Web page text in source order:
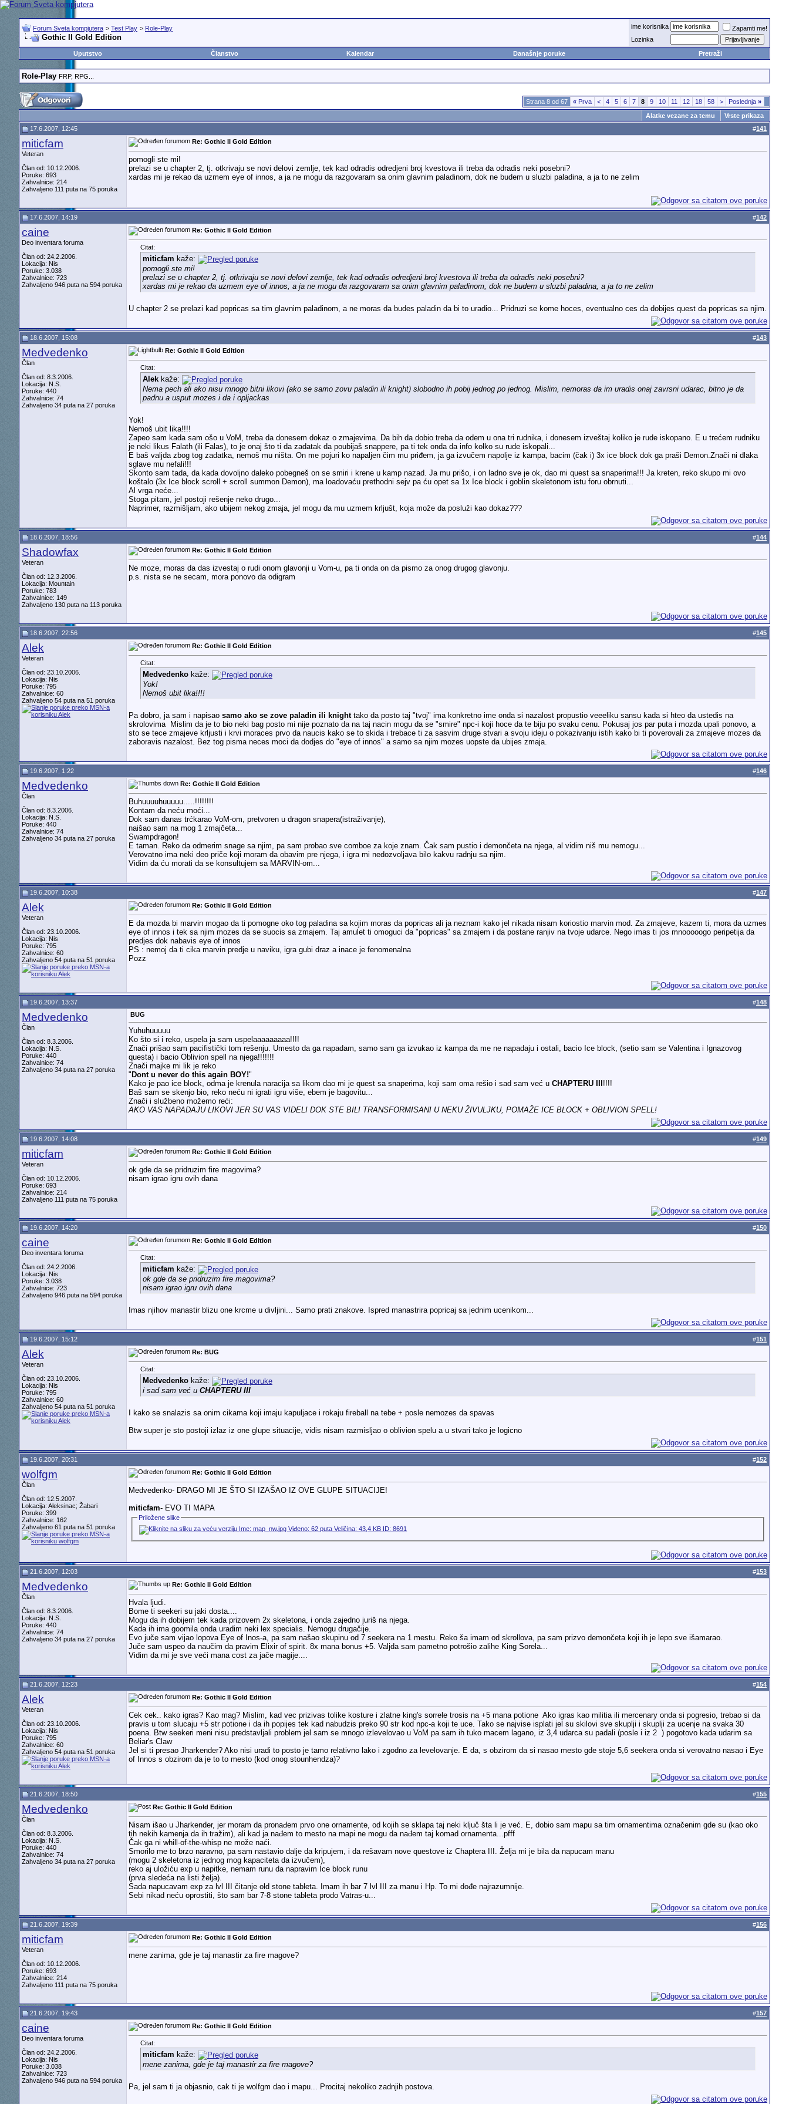
Forum Sveta kompjutera > Test Play > Role-Play
Gothic II Gold Edition
ime korisnika
Zapamti me!
Lozinka
Uputstvo
Članstvo Kalendar Današnje poruke Pretraži
Role-Play FRP, RPG...
Strana 8 od 67 «Prva < 4 5 6 7 8 9 10 11 12 18 58 > Poslednja »
Alatke vezane za temu
Vrste prikaza
17.6.2007, 12:45
#141
miticfam
Veteran
Član od: 10.12.2006.
Poruke: 693
Zahvalnice: 214
Zahvaljeno 111 puta na 75 poruka
Re: Gothic II Gold Edition
pomogli ste mi!
prelazi se u chapter 2, tj. otkrivaju se novi delovi zemlje, tek kad odradis odredjeni broj kvestova ili treba da odradis neki posebni?
xardas mi je rekao da uzmem eye of innos, a ja ne mogu da razgovaram sa onim glavnim paladinom, dok ne budem u sluzbi paladina, a ja to ne zelim
17.6.2007, 14:19 #142
caine
Deo inventara foruma
Član od: 24.2.2006.
Lokacija: Nis
Poruke: 3.038
Zahvalnice: 723
Zahvaljeno 946 puta na 594 poruka
Re: Gothic II Gold Edition
Citat:
miticfam kaže:
pomogli ste mi!
prelazi se u chapter 2, tj. otkrivaju se novi delovi zemlje, tek kad odradis odredjeni broj kvestova ili treba da odradis neki posebni?
xardas mi je rekao da uzmem eye of innos, a ja ne mogu da razgovaram sa onim glavnim paladinom, dok ne budem u sluzbi paladina, a ja to ne zelim
U chapter 2 se prelazi kad popricas sa tim glavnim paladinom, a ne moras da budes paladin da bi to uradio... Pridruzi se kome hoces, eventualno ces da dobijes quest da popricas sa njim.
18.6.2007, 15:08 #143
Medvedenko
Član
Član od: 8.3.2006.
Lokacija: N.S.
Poruke: 440
Zahvalnice: 74
Zahvaljeno 34 puta na 27 poruka
Re: Gothic II Gold Edition
Citat:
Alekkaže:
Nema pech ali ako nisu mnogo bitni likovi (ako se samo zovu paladin ili knight) slobodno ih pobij jednog po jednog. Mislim, nemoras da im uradis onaj zavrsni udarac, bitno je da
padnu a usput mozes i da i opljackas
Yok!
Nemoš ubit lika!!!!
Zapeo sam kada sam ošo u VoM, treba da donesem dokaz o zmajevima. Da bih da dobio treba da odem u ona tri rudnika, i donesem izveštaj koliko je rude iskopano. E u trećem rudniku
je neki likus Falath (ili Falas), to je onaj što ti da zadatak da poubijaš snappere, pa ti tek onda da info kolko su rude iskopali...
E baš valjda zbog tog zadatka, nemoš mu ništa. On me pojuri ko napaljen čim mu priđem, ja ga izvučem napolje iz kampa, bacim (čak i) 3x ice block dok ga praši Demon.Znači ni dlaka
sglave mu nefali!!!
Skonto sam tada, da kada dovoljno daleko pobegneš on se smiri i krene u kamp nazad. Ja mu prišo, i on ladno sve je ok, dao mi quest sa snaperima!!! Ja kreten, reko skupo mi ovo
koštalo (3x Ice block scroll + scroll summon Demon), ma loadovaću prethodni sejv pa ću opet sa 1x Ice block i goblin skeletonom istu foru obrnuti...
Al vrga neće...
Stoga pitam, jel postoji rešenje neko drugo...
Naprimer, razmišljam, ako ubijem nekog zmaja, jel mogu da mu uzmem krljušt, koja može da posluži kao dokaz???
18.6.2007, 18:56 #144
Shadowfax
Veteran
Član od: 12.3.2006.
Lokacija: Mountain
Poruke: 783
Zahvalnice: 149
Zahvaljeno 130 puta na 113 poruka
Re: Gothic II Gold Edition
Ne moze, moras da das izvestaj o rudi onom glavonji u Vom-u, pa ti onda on da pismo za onog drugog glavonju.
p.s. nista se ne secam, mora ponovo da odigram
18.6.2007, 22:56 #145
Alek
Veteran
Član od: 23.10.2006.
Lokacija: Nis
Poruke: 795
Zahvalnice: 60
Zahvaljeno 54 puta na 51 poruka
Re: Gothic II Gold Edition
Citat:
Medvedenkokaže:
Yok!
Nemoš ubit lika!!!!
Pa dobro, ja sam i napisao samo ako se zove paladin ili knighttako da posto taj "tvoj" ima konkretno ime onda si nazalost propustio veeeliku sansu kada si hteo da ustedis na
skrolovima Mislim da je to bio neki bag posto mi nije poznato da na taj nacin mogu da se "smire" npc-i koji hoce da te biju po svaku cenu. Pokusaj jos par puta i mozda upali ponovo, a
sto se tece zmajeve krljusti i krvi moraces prvo da naucis kako se to skida i trebace ti za sasvim druge stvari a svoju ideju o pokazivanju istih kako bi ti poverovali za zmajeve mozes da
zaboravis nazalost. Bez tog pisma neces moci da dodjes do "eye of innos" a samo sa njim mozes uopste da ubijes zmaja.
19.6.2007, 1:22 #146
Medvedenko
Član
Član od: 8.3.2006.
Lokacija: N.S.
Poruke: 440
Zahvalnice: 74
Zahvaljeno 34 puta na 27 poruka
Re: Gothic II Gold Edition
Buhuuuuhuuuuu.....!!!!!!!!
Kontam da neću moći...
Dok sam danas trćkarao VoM-om, pretvoren u dragon snapera(istraživanje),
naišao sam na mog 1 zmajčeta...
Swampdragon!
E taman. Reko da odmerim snage sa njim, pa sam probao sve comboe za koje znam. Čak sam pustio i demončeta na njega, al vidim niš mu nemogu...
Verovatno ima neki deo priče koji moram da obavim pre njega, i igra mi nedozvoljava bilo kakvu radnju sa njim.
Vidim da ću morati da se konsultujem sa MARVIN-om...
19.6.2007, 10:38 #147
Alek
Veteran
Član od: 23.10.2006.
Lokacija: Nis
Poruke: 795
Zahvalnice: 60
Zahvaljeno 54 puta na 51 poruka
Re: Gothic II Gold Edition
E da mozda bi marvin mogao da ti pomogne oko tog paladina sa kojim moras da popricas ali ja neznam kako jel nikada nisam koriostio marvin mod. Za zmajeve, kazem ti, mora da uzmes
eye of innos i tek sa njim mozes da se suocis sa zmajem. Taj amulet ti omoguci da "popricas" sa zmajem i da postane ranjiv na tvoje udarce. Nego imas ti jos mnooooogo peripetija da
predjes dok nabavis eye of innos
PS : nemoj da ti cika marvin predje u naviku, igra gubi draz a inace je fenomenalna
Pozz
19.6.2007, 13:37 #148
Medvedenko
Član
Član od: 8.3.2006.
Lokacija: N.S.
Poruke: 440
Zahvalnice: 74
Zahvaljeno 34 puta na 27 poruka
BUG
Yuhuhuuuuu
Ko što si i reko, uspela ja sam uspelaaaaaaaaa!!!!
Znači prišao sam pacifistički tom rešenju. Umesto da ga napadam, samo sam ga izvukao iz kampa da me ne napadaju i ostali, bacio Ice block, (setio sam se Valentina i Ignazovog
questa) i bacio Oblivion spell na njega!!!!!!!
Znači majke mi lik je reko
" Dont u never do this again BOY!"
Kako je pao ice block, odma je krenula naracija sa likom dao mi je quest sa snaperima, koji sam oma rešio i sad sam već u CHAPTERU III !!!!
Baš sam se skenjo bio, reko neću ni igrati igru više, ebem je bagovitu...
Znači i službeno možemo reći:
AKO VAS NAPADAJU LIKOVI JER SU VAS VIDELI DOK STE BILI TRANSFORMISANI U NEKU ŽIVULJKU, POMAŽE ICE BLOCK + OBLIVION SPELL!
19.6.2007, 14:08 #149
miticfam
Veteran
Član od: 10.12.2006.
Poruke: 693
Zahvalnice: 214
Zahvaljeno 111 puta na 75 poruka
Re: Gothic II Gold Edition
ok gde da se pridruzim fire magovima?
nisam igrao igru ovih dana
19.6.2007, 14:20 #150
caine
Deo inventara foruma
Član od: 24.2.2006.
Lokacija: Nis
Poruke: 3.038
Zahvalnice: 723
Zahvaljeno 946 puta na 594 poruka
Re: Gothic II Gold Edition
Citat:
miticfam kaže:
ok gde da se pridruzim fire magovima?
nisam igrao igru ovih dana
Imas njihov manastir blizu one krcme u divljini... Samo prati znakove. Ispred manastrira popricaj sa jednim ucenikom...
19.6.2007, 15:12 #151
Alek
Veteran
Član od: 23.10.2006.
Lokacija: Nis
Poruke: 795
Zahvalnice: 60
Zahvaljeno 54 puta na 51 poruka
Re: BUG
Citat:
Medvedenkokaže:
i sad sam već u CHAPTERU III
I kako se snalazis sa onim cikama koji imaju kapuljace i rokaju fireball na tebe + posle nemozes da spavas
Btw super je sto postoji izlaz iz one glupe situacije, vidis nisam razmisljao o oblivion spelu a u stvari tako je logicno
19.6.2007, 20:31 #152
wolfgm
Član
Član od: 12.5.2007.
Lokacija: Aleksinac; Žabari
Poruke: 399
Zahvalnice: 162
Zahvaljeno 61 puta na 51 poruka
Re: Gothic II Gold Edition
Medvedenko- DRAGO MI JE ŠTO SI IZAŠAO IZ OVE GLUPE SITUACIJE!
miticfam- EVO TI MAPA
Priložene slike
21.6.2007, 12:03 #153
Medvedenko
Član
Član od: 8.3.2006.
Lokacija: N.S.
Poruke: 440
Zahvalnice: 74
Zahvaljeno 34 puta na 27 poruka
Re: Gothic II Gold Edition
Hvala ljudi.
Bome ti seekeri su jaki dosta....
Mogu da ih dobijem tek kada prizovem 2x skeletona, i onda zajedno juriš na njega.
Kada ih ima goomila onda uradim neki lex specialis. Nemogu drugačije.
Evo juče sam vijao lopova Eye of Inos-a, pa sam našao skupinu od 7 seekera na 1 mestu. Reko ša imam od skrollova, pa sam prizvo demončeta koji ih je lepo sve išamarao.
Juče sam uspeo da naučim da pravim Elixir of spirit. 8x mana bonus +5. Valjda sam pametno potrošio zalihe King Sorela...
Vidim da mi je sve veći mana cost za jače magije....
21.6.2007, 12:23 #154
Alek
Veteran
Član od: 23.10.2006.
Lokacija: Nis
Poruke: 795
Zahvalnice: 60
Zahvaljeno 54 puta na 51 poruka
Re: Gothic II Gold Edition
Cek cek.. kako igras? Kao mag? Mislim, kad vec prizivas tolike kosture i zlatne king's sorrele trosis na +5 mana potione Ako igras kao militia ili mercenary onda si pogresio, trebao si da
pravis u tom slucaju +5 str potione i da ih popijes tek kad nabudzis preko 90 str kod npc-a koji te uce. Tako se najvise isplati jel su skilovi sve skuplji i skuplji za ucenje na svaka 30
poena. Btw seekeri meni nisu predstavljali problem jel sam se mnogo izlevelovao u VoM pa sam ih tuko macem lagano, iz 3,4 udarca su padali (posle i iz 2 ) pogotovo kada udarim sa
Beliar's Claw
Jel si ti presao Jharkender? Ako nisi uradi to posto je tamo relativno lako i zgodno za levelovanje. E da, s obzirom da si nasao mesto gde stoje 5,6 seekera onda si verovatno nasao i Eye
of Innos s obzirom da je to to mesto (kod onog stounhendza)?
21.6.2007, 18:50 #155
Medvedenko
Član
Član od: 8.3.2006.
Lokacija: N.S.
Poruke: 440
Zahvalnice: 74
Zahvaljeno 34 puta na 27 poruka
Re: Gothic II Gold Edition
Nisam išao u Jharkender, jer moram da pronađem prvo one ornamente, od kojih se sklapa taj neki ključ šta li je već. E, dobio sam mapu sa tim ornamentima označenim gde su (kao oko
tih nekih kamenja da ih tražim), ali kad ja nađem to mesto na mapi ne mogu da nađem taj komad ornamenta...pfff
Čak ga ni whill-of-the-whisp ne može naći.
Smorilo me to brzo naravno, pa sam nastavio dalje da kripujem, i da rešavam nove questove iz Chaptera III. Želja mi je bila da napucam manu
(mogu 2 skeletona iz jednog mog kapaciteta da izvučem),
reko aj uložiću exp u napitke, nemam runu da napravim Ice block runu
(prva sledeća na listi želja).
Sada napucavam exp za lvl III čitanje old stone tableta. Imam ih bar 7 lvl III za manu i Hp. To mi dođe najrazumnije.
Sebi nikad neću oprostiti, što sam bar 7-8 stone tableta prodo Vatras-u...
21.6.2007, 19:39 #156
miticfam
Veteran
Član od: 10.12.2006.
Poruke: 693
Zahvalnice: 214
Zahvaljeno 111 puta na 75 poruka
Re: Gothic II Gold Edition
mene zanima, gde je taj manastir za fire magove?
21.6.2007, 19:43 #157
caine
Deo inventara foruma
Član od: 24.2.2006.
Lokacija: Nis
Poruke: 3.038
Zahvalnice: 723
Zahvaljeno 946 puta na 594 poruka
Re: Gothic II Gold Edition
Citat:
miticfam kaže:
mene zanima, gde je taj manastir za fire magove?
Pa, jel sam ti ja objasnio, cak ti je wolfgm dao i mapu... Procitaj nekoliko zadnjih postova.